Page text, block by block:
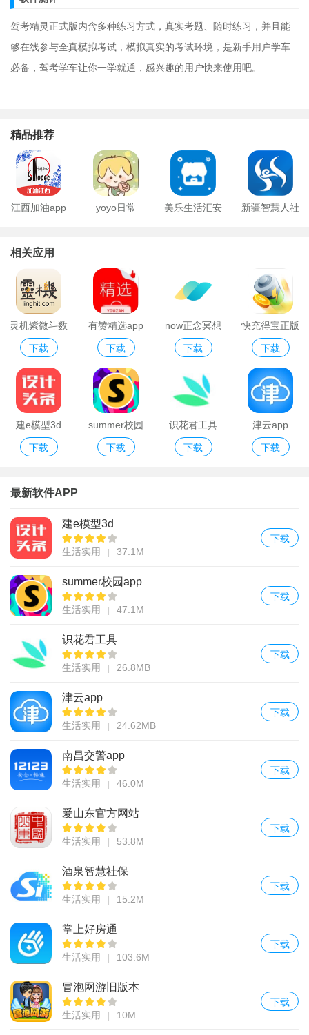
驾考精灵正式版内含多种练习方式，真实考题、随时练习，并且能
够在线参与全真模拟考试，模拟真实的考试环境，是新手用户学车
必备，驾考学车让你一学就通，感兴趣的用户快来使用吧。
精品推荐
江西加油app yoyo日常 美乐生活汇安 新疆智慧人社
相关应用
灵机紫微斗数
app
下载
有赞精选app
下载
now正念冥想
破解安卓版
下载
快充得宝正版
下载
建e模型3d
下载
summer校园
app
下载
识花君工具
下载
津云app
下载
最新软件APP
建e模型3d
生活实用 37.1M
下载
summer校园app
生活实用 47.1M
下载
识花君工具
生活实用 26.8MB
下载
津云app
生活实用 24.62MB
下载
南昌交警app
生活实用 46.0M
下载
爱山东官方网站
生活实用 53.8M
下载
酒泉智慧社保
生活实用 15.2M
下载
掌上好房通
生活实用 103.6M
下载
冒泡网游旧版本
生活实用 10M
下载